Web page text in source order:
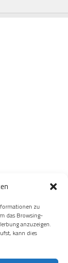
zu
das Browsing-
anzuzeigen.
kann dies